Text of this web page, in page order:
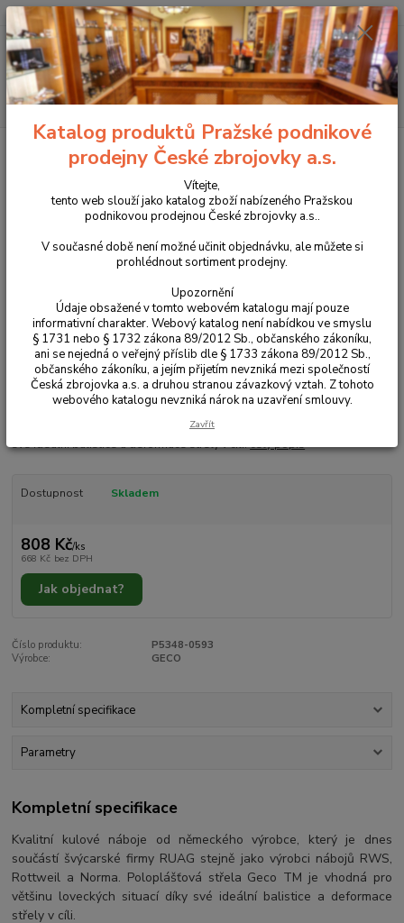
Menu
Hledat
+420 225 375 800
Kulové náboje
Náboje GECO .308Win. TM
(SOFTPOINT) 11,0g
Náboje GECO .308Win. TM
(SOFTPOINT) 11,0g
Kvalitní kulové náboje od německého výrobce, který je dnes součástí
švýcarské firmy RUAG stejně jako výrobci nábojů RWS, Rottweil a Norma.
Poloplášťová střela Geco TM je vhodná pro většinu loveckých situací díky
své ideální balistice a deformace střely v cíli.celý popis
Dostupnost Skladem
808 Kč/ks
668 Kč bez DPH
Jak objednat?
Číslo produktu:
P5348-0593
Výrobce:
GECO
Kompletní specifikace
Parametry
Kompletní specifikace
Kvalitní kulové náboje od německého výrobce, který je dnes
součástí švýcarské firmy RUAG stejně jako výrobci nábojů RWS,
Rottweil a Norma. Poloplášťová střela Geco TM je vhodná pro
většinu loveckých situací díky své ideální balistice a deformace
střely v cíli.
Katalog produktů Pražské podnikové
prodejny České zbrojovky a.s.
Vítejte,
tento web slouží jako katalog zboží nabízeného Pražskou
podnikovou prodejnou České zbrojovky a.s..
V současné době není možné učinit objednávku, ale můžete si
prohlédnout sortiment prodejny.
Upozornění
Údaje obsažené v tomto webovém katalogu mají pouze
informativní charakter. Webový katalog není nabídkou ve smyslu
§ 1731 nebo § 1732 zákona 89/2012 Sb., občanského zákoníku,
ani se nejedná o veřejný příslib dle § 1733 zákona 89/2012 Sb.,
občanského zákoníku, a jejím přijetím nevzniká mezi společností
Česká zbrojovka a.s. a druhou stranou závazkový vztah. Z tohoto
webového katalogu nevzniká nárok na uzavření smlouvy.
Zavřít